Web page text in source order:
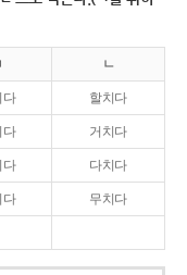
ㄴ
다 할치다
다 거치다
다 다치다
다 무치다